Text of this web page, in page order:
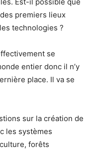
premiers lieux
technologies ?
se
entier donc il n’y
place. Il va se
sur la création de
les systèmes
forêts